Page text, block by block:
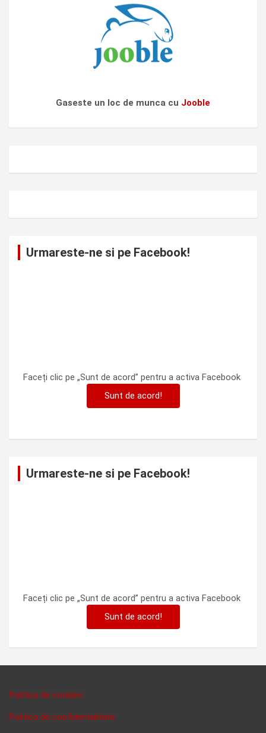
Gaseste un loc de munca cu Jooble
Urmareste-ne si pe Facebook!
Faceți clic pe „Sunt de acord” pentru a activa Facebook
Sunt de acord!
Urmareste-ne si pe Facebook!
Faceți clic pe „Sunt de acord” pentru a activa Facebook
Sunt de acord!
Politica de cookies
Politica de confidentalitate